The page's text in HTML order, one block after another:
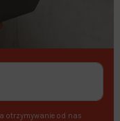
otrzymywanie od nas